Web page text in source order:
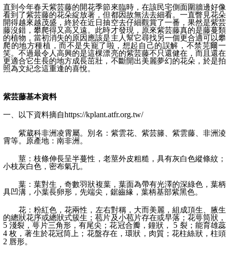
直到今年春天紫芸藤的開花季節來臨時，在該民宅側面圍牆邊好像
看到了紫芸藤的花朵綻放著，但都因故無法去細看。一直瞥見花朵
開得越來越茂盛，終於在近日抽空去仔細觀賞了一番，果然是紫芸
藤沒錯，攀爬得又高又遠。此時才發現，原來紫芸藤真的是藤蔓類
的植物，當初消失的原因應該是主人幫它尋找另一個更合適可以攀
爬的地方種植，而不是失寵了啦，想起自己的誤解，不禁芫爾一
笑。不過最令人高興的是這棵漂亮的紫芸藤不只還健在，而且還在
更適合它生長的地方成長茁壯，不斷開出美麗夢幻的花朵，於是拍
照為文紀念這重逢的喜悅。
紫芸藤基本資料
一、以下資料摘自https://kplant.atfr.org.tw/
紫葳科非洲凌霄屬。別名：紫雲花、紫芸籐、紫雲藤、非洲淩
霄等。原產地：南非洲。
莖：枝條伸長呈半蔓性，老莖外皮粗糙，具有灰白色縱條紋；
小枝灰白色，密布氣孔。
葉：葉對生，奇數羽狀複葉，葉面為帶有光澤的深綠色，葉柄
具凹溝，小葉長卵形，先端尖，鋸齒緣，葉柄基部紫黑色。
花：粉紅色，花兩性，左右對稱，大而美麗，組成頂生、腋生
的總狀花序或總狀式簇生；苞片及小苞片存在或早落；花萼筒狀，
5淺裂，萼片三角形，有尾尖；花冠合瓣，鐘狀， 5 裂；能育雄蕊
4枚，著生於花冠筒上；花盤存在，環狀，肉質；花柱絲狀，柱頭
2 唇形。